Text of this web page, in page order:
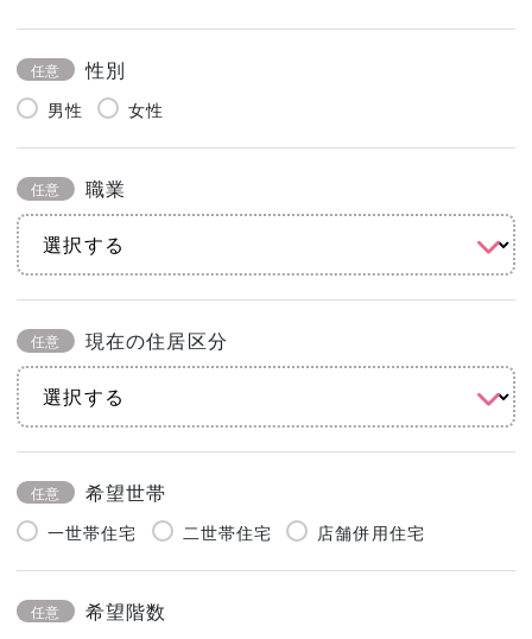
任意 性別
男性 女性
任意 職業
任意 現在の住居区分
任意 希望世帯
一世帯住宅 二世帯住宅 店舗併用住宅
任意 希望階数